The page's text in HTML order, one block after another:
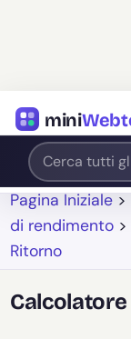
mini
Pagina Iniziale >
di rendimento
Ritorno
Calcolatore